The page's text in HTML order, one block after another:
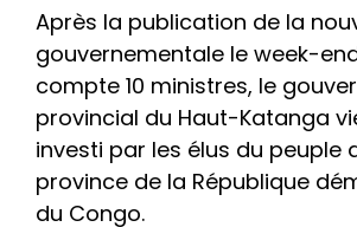
Après la publication de la
gouvernementale le week-
compte 10 ministres, le
provincial du Haut-Katanga
investi par les élus du peuple
province de la République
du Congo.